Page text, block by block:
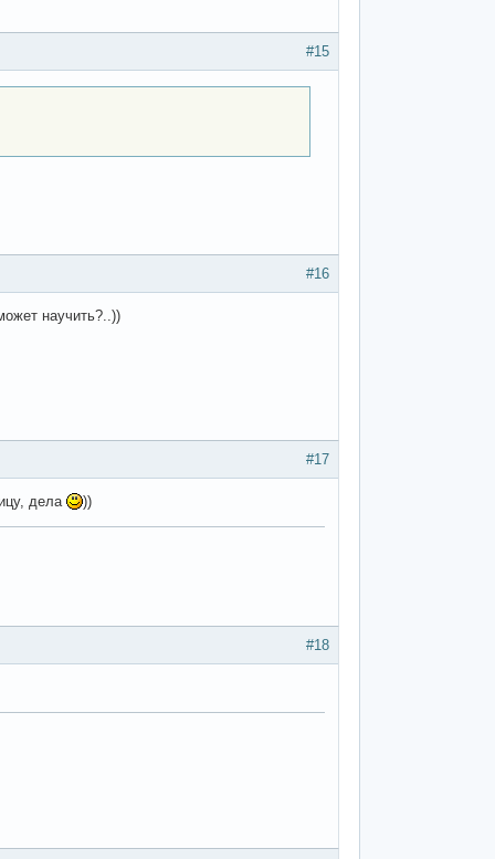
#15
#16
научить?..))
#17
дела ))
#18